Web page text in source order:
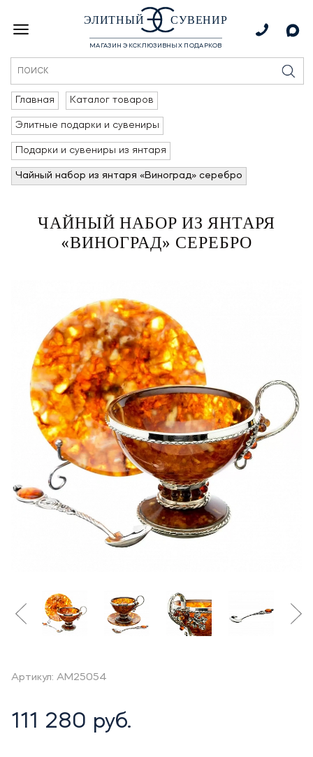
ЭЛИТНЫЙ СУВЕНИР
МАГАЗИН ЭКСКЛЮЗИВНЫХ ПОДАРКОВ
Главная Каталог товаров
Элитные подарки и сувениры
Подарки и сувениры из янтаря
Чайный набор из янтаря «Виноград» серебро
ЧАЙНЫЙ НАБОР ИЗ ЯНТАРЯ
«ВИНОГРАД» СЕРЕБРО
Артикул: AM25054
111 280 руб.